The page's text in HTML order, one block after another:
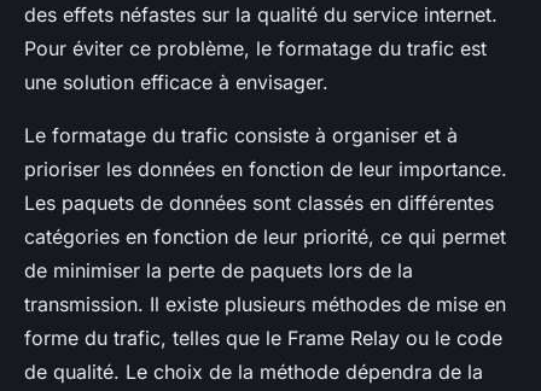
des effets néfastes sur la qualité du service internet.
Pour éviter ce problème, le formatage du trafic est
une solution efficace à envisager.
Le formatage du trafic consiste à organiser et à
prioriser les données en fonction de leur importance.
Les paquets de données sont classés en différentes
catégories en fonction de leur priorité, ce qui permet
de minimiser la perte de paquets lors de la
transmission. Il existe plusieurs méthodes de mise en
forme du trafic, telles que le Frame Relay ou le code
de qualité. Le choix de la méthode dépendra de la